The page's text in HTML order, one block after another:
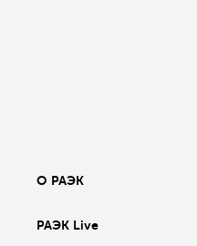
О РАЭК
РАЭК Live